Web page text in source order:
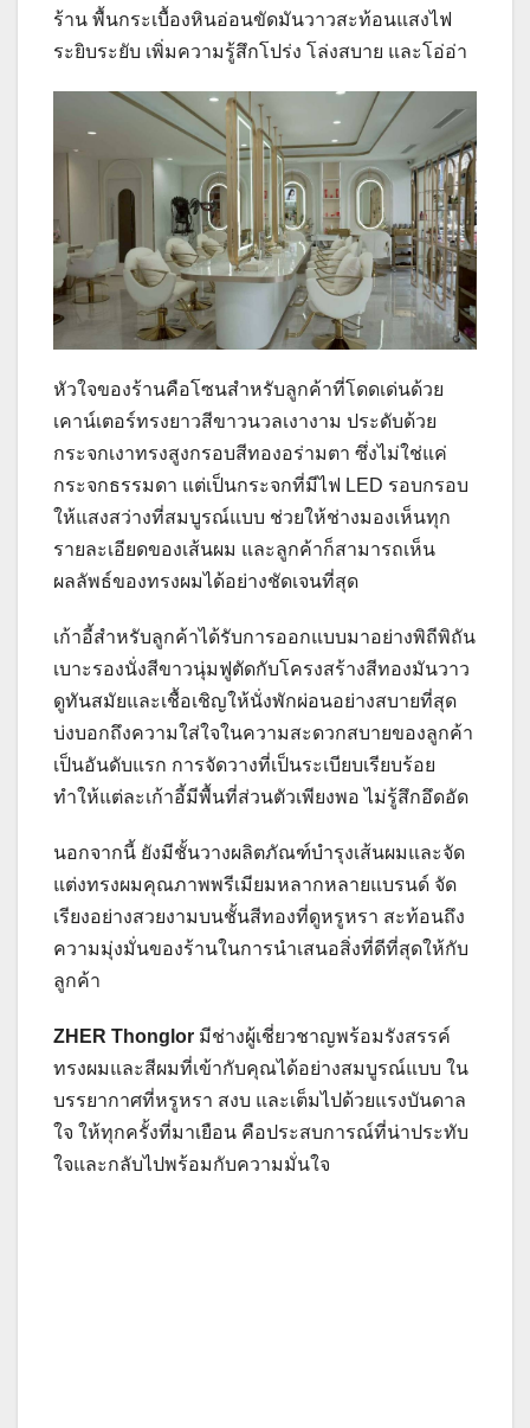
ร้าน พื้นกระเบื้องหินอ่อนขัดมันวาวสะท้อนแสงไฟ
ระยิบระยับ เพิ่มความรู้สึกโปร่ง โล่งสบาย และโอ่อ่า
หัวใจของร้านคือโซนสำหรับลูกค้าที่โดดเด่นด้วย
เคาน์เตอร์ทรงยาวสีขาวนวลเงางาม ประดับด้วย
กระจกเงาทรงสูงกรอบสีทองอร่ามตา ซึ่งไม่ใช่แค่
กระจกธรรมดา แต่เป็นกระจกที่มีไฟ LED รอบกรอบ
ให้แสงสว่างที่สมบูรณ์แบบ ช่วยให้ช่างมองเห็นทุก
รายละเอียดของเส้นผม และลูกค้าก็สามารถเห็น
ผลลัพธ์ของทรงผมได้อย่างชัดเจนที่สุด
เก้าอี้สำหรับลูกค้าได้รับการออกแบบมาอย่างพิถีพิถัน
เบาะรองนั่งสีขาวนุ่มฟูตัดกับโครงสร้างสีทองมันวาว
ดูทันสมัยและเชื้อเชิญให้นั่งพักผ่อนอย่างสบายที่สุด
บ่งบอกถึงความใส่ใจในความสะดวกสบายของลูกค้า
เป็นอันดับแรก การจัดวางที่เป็นระเบียบเรียบร้อย
ทำให้แต่ละเก้าอี้มีพื้นที่ส่วนตัวเพียงพอ ไม่รู้สึกอึดอัด
นอกจากนี้ ยังมีชั้นวางผลิตภัณฑ์บำรุงเส้นผมและจัด
แต่งทรงผมคุณภาพพรีเมียมหลากหลายแบรนด์ จัด
เรียงอย่างสวยงามบนชั้นสีทองที่ดูหรูหรา สะท้อนถึง
ความมุ่งมั่นของร้านในการนำเสนอสิ่งที่ดีที่สุดให้กับ
ลูกค้า
ZHER Thonglor มีช่างผู้เชี่ยวชาญพร้อมรังสรรค์
ทรงผมและสีผมที่เข้ากับคุณได้อย่างสมบูรณ์แบบ ใน
บรรยากาศที่หรูหรา สงบ และเต็มไปด้วยแรงบันดาล
ใจ ให้ทุกครั้งที่มาเยือน คือประสบการณ์ที่น่าประทับ
ใจและกลับไปพร้อมกับความมั่นใจ